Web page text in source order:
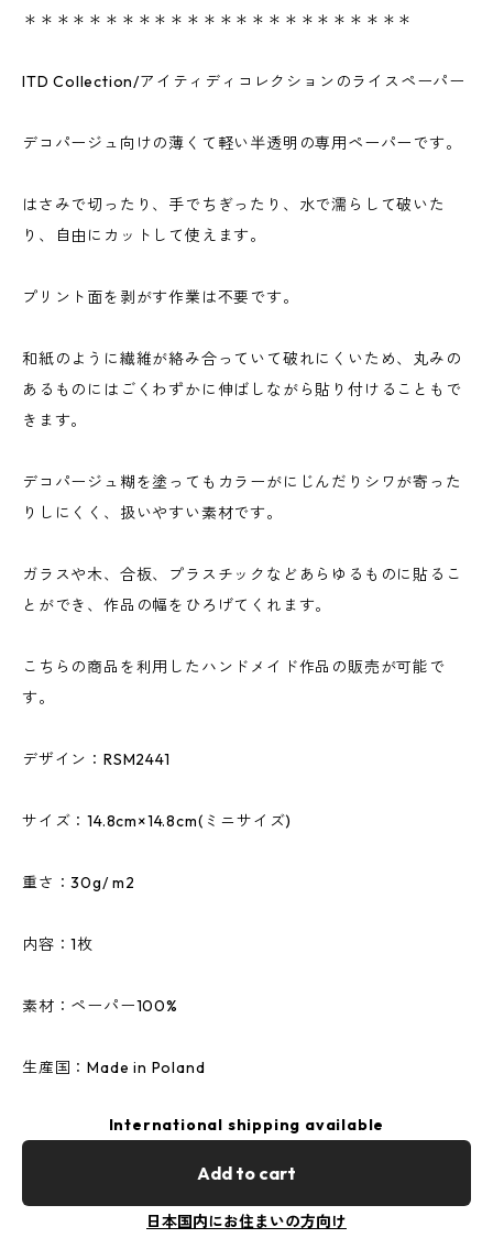
＊＊＊＊＊＊＊＊＊＊＊＊＊＊＊＊＊＊＊＊＊＊＊＊
ITD Collection/アイティディコレクションのライスペーパー
デコパージュ向けの薄くて軽い半透明の専用ペーパーです。
はさみで切ったり、手でちぎったり、水で濡らして破いた
り、自由にカットして使えます。
プリント面を剥がす作業は不要です。
和紙のように繊維が絡み合っていて破れにくいため、丸みの
あるものにはごくわずかに伸ばしながら貼り付けることもで
きます。
デコパージュ糊を塗ってもカラーがにじんだりシワが寄った
りしにくく、扱いやすい素材です。
ガラスや木、合板、プラスチックなどあらゆるものに貼るこ
とができ、作品の幅をひろげてくれます。
こちらの商品を利用したハンドメイド作品の販売が可能で
す。
デザイン：RSM2441
サイズ：14.8cm×14.8cm(ミニサイズ)
重さ：30g/ m2
内容：1枚
素材：ペーパー100%
生産国：Made in Poland
International shipping available
Add to cart
日本国内にお住まいの方向け